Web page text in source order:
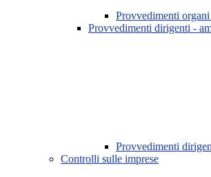
Provvedimenti
Provvedimenti dirigenti -
Provvedimenti
Controlli sulle imprese